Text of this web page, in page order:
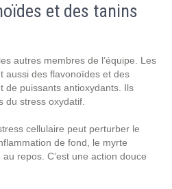
et des tanins
autres membres de l’équipe. Les
aussi des flavonoïdes et des
de puissants antioxydants. Ils
du stress oxydatif.
cellulaire peut perturber le
de fond, le myrte
repos. C’est une action douce